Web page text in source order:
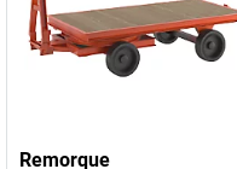
Remorque